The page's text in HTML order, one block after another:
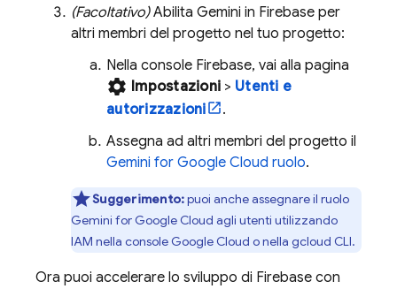
(Facoltativo)Abilita Gemini in Firebase per
altri membri del progetto nel tuo progetto:
Nella console Firebase, vai alla pagina
settings Impostazioni > Utenti e
autorizzazioni
.
Assegna ad altri membri del progetto il
Gemini for Google Cloud ruolo.
Suggerimento:puoi anche assegnare il ruolo
Gemini for Google Cloud agli utenti utilizzando
IAM nella console Google Cloud o nella gcloud CLI.
Ora puoi accelerare lo sviluppo di Firebase con